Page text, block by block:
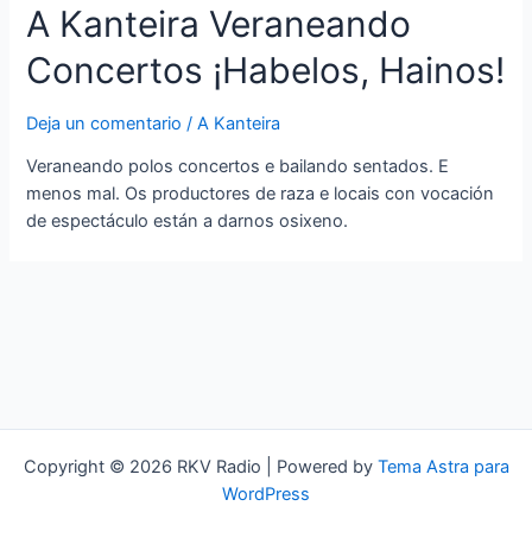
A Kanteira Veraneando
Concertos ¡Habelos, Hainos!
Deja un comentario /A Kanteira
Veraneando polos concertos e bailando sentados. E
menos mal. Os productores de raza e locais con vocación
de espectáculo están a darnos osixeno.
Copyright © 2026 RKV Radio | Powered by Tema Astra para
WordPress